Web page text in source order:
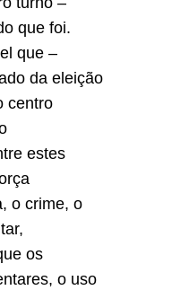
que foi.
que –
da eleição
centro
estes
o crime, o
os
o uso